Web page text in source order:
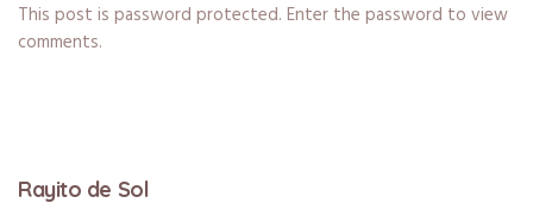
This post is password protected. Enter the password to view
comments.
Rayito de Sol